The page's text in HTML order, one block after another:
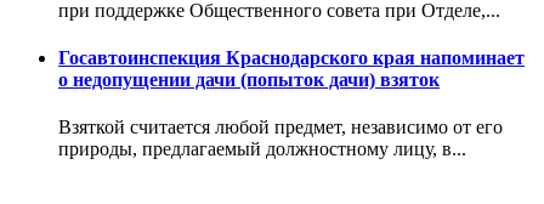
при поддержке Общественного совета при Отделе,...
Госавтоинспекция Краснодарского края напоминает
о недопущении дачи (попыток дачи) взяток
Взяткой считается любой предмет, независимо от его
природы, предлагаемый должностному лицу, в...